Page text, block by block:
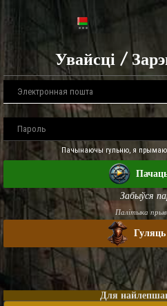
Увайсці /
Пачынаючы гульню, я прымаю
Забыўся
Палітыка
Для